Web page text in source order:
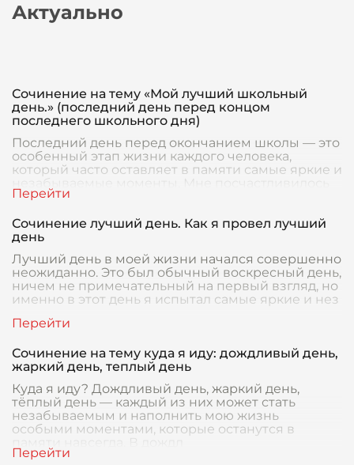
Актуально
Сочинение на тему «Мой лучший школьный
день.» (последний день перед концом
последнего школьного дня)
Последний день перед окончанием школы — это
особенный этап жизни каждого человека,
который часто оставляет в памяти самые яркие и
незабываемые моменты. Мне посчастливилось
пережить
Сочинение лучший день. Как я провел лучший
день
Лучший день в моей жизни начался совершенно
неожиданно. Это был обычный воскресный день,
ничем не примечательный на первый взгляд, но
именно в этот день я испытал самые яркие и нез
Сочинение на тему куда я иду: дождливый день,
жаркий день, теплый день
Куда я иду? Дождливый день, жаркий день,
тёплый день — каждый из них может стать
незабываемым и наполнить мою жизнь
особыми моментами, которые останутся в
памяти навсегда. В дождл